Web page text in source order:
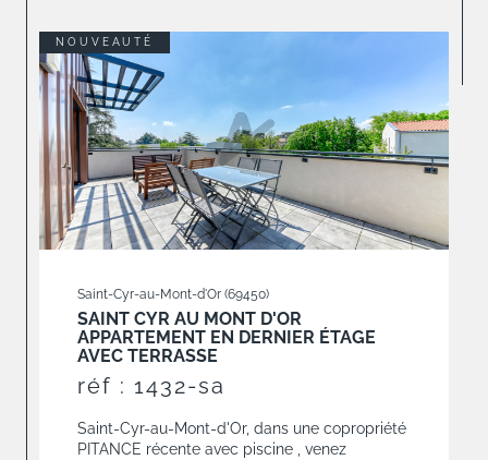
NOUVEAUTÉ
Saint-Cyr-au-Mont-d'Or (69450)
SAINT CYR AU MONT D'OR
APPARTEMENT EN DERNIER ÉTAGE
AVEC TERRASSE
réf : 1432-sa
Saint-Cyr-au-Mont-d'Or, dans une copropriété
PITANCE récente avec piscine , venez